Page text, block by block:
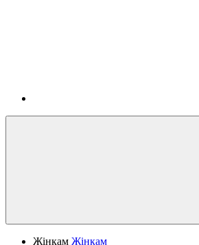
Жінкам Жінкам